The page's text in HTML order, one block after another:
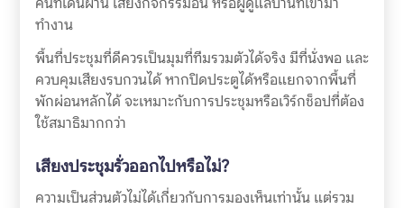
ทำงาน
พื้นที่ประชุมที่ดีควรเป็นมุมที่ทีมรวมตัวได้จริง มีที่นั่งพอ และ
ควบคุมเสียงรบกวนได้ หากปิดประตูได้หรือแยกจากพื้นที่
พักผ่อนหลักได้ จะเหมาะกับการประชุมหรือเวิร์กช็อปที่ต้อง
ใช้สมาธิมากกว่า
เสียงประชุมรั่วออกไปหรือไม่?
ความเป็นส่วนตัวไม่ได้เกี่ยวกับการมองเห็นเท่านั้น แต่รวม